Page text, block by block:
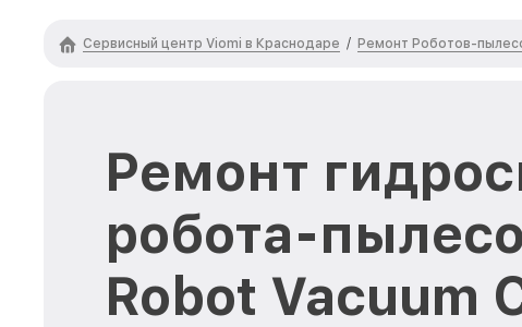
Сервисный центр Viomi в Краснодаре / Ремонт Роботов-
Ремонт
робота-
Robot Vacuum